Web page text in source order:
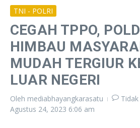
TNI - POLRI
CEGAH TPPO,
HIMBAU
MUDAH TERGIUR
LUAR NEGERI
Oleh mediabhayangkarasatu
Agustus 24, 2023 6:06 am